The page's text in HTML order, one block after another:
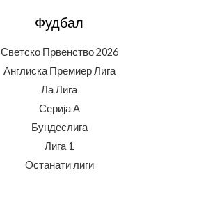
Фудбал
Светско Првенство 2026
Англиска Премиер Лига
Ла Лига
Серија А
Бундеслига
Лига 1
Oстанати лиги